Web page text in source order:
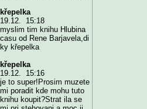
křepelka
19.12. 15:18
myslim tim knihu Hlubina
casu od Rene Barjavela,di
ky křepelka
křepelka
19.12. 15:16
je to super!Prosim muzete
mi poradit kde mohu tuto
knihu koupit?Strat ila se